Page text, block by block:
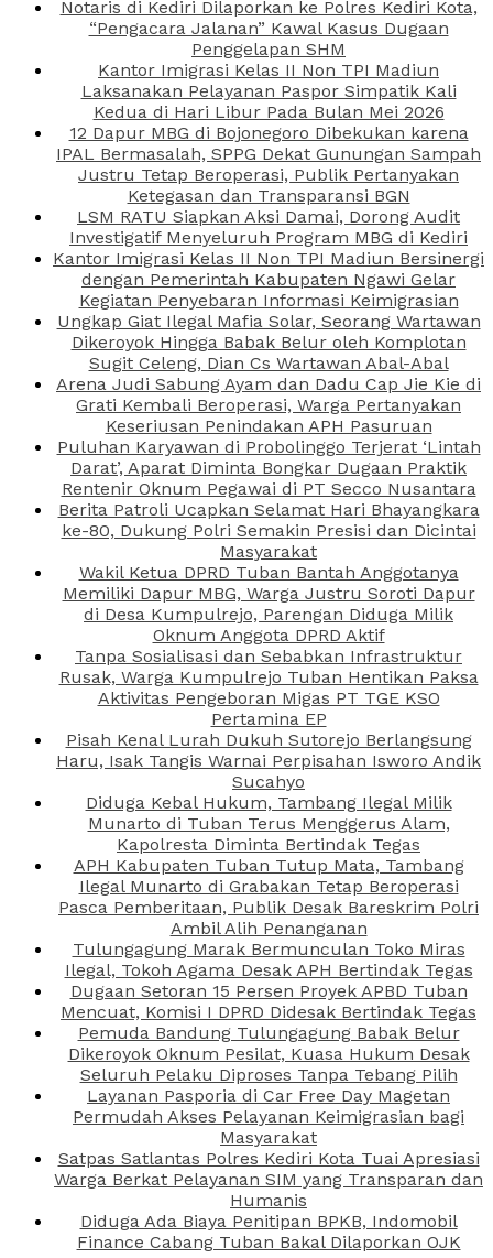
Notaris di Kediri Dilaporkan ke Polres Kediri Kota,
“Pengacara Jalanan” Kawal Kasus Dugaan
Penggelapan SHM
Kantor Imigrasi Kelas II Non TPI Madiun
Laksanakan Pelayanan Paspor Simpatik Kali
Kedua di Hari Libur Pada Bulan Mei 2026
12 Dapur MBG di Bojonegoro Dibekukan karena
IPAL Bermasalah, SPPG Dekat Gunungan Sampah
Justru Tetap Beroperasi, Publik Pertanyakan
Ketegasan dan Transparansi BGN
LSM RATU Siapkan Aksi Damai, Dorong Audit
Investigatif Menyeluruh Program MBG di Kediri
Kantor Imigrasi Kelas II Non TPI Madiun Bersinergi
dengan Pemerintah Kabupaten Ngawi Gelar
Kegiatan Penyebaran Informasi Keimigrasian
Ungkap Giat Ilegal Mafia Solar, Seorang Wartawan
Dikeroyok Hingga Babak Belur oleh Komplotan
Sugit Celeng, Dian Cs Wartawan Abal-Abal
Arena Judi Sabung Ayam dan Dadu Cap Jie Kie di
Grati Kembali Beroperasi, Warga Pertanyakan
Keseriusan Penindakan APH Pasuruan
Puluhan Karyawan di Probolinggo Terjerat ‘Lintah
Darat’, Aparat Diminta Bongkar Dugaan Praktik
Rentenir Oknum Pegawai di PT Secco Nusantara
Berita Patroli Ucapkan Selamat Hari Bhayangkara
ke-80, Dukung Polri Semakin Presisi dan Dicintai
Masyarakat
Wakil Ketua DPRD Tuban Bantah Anggotanya
Memiliki Dapur MBG, Warga Justru Soroti Dapur
di Desa Kumpulrejo, Parengan Diduga Milik
Oknum Anggota DPRD Aktif
Tanpa Sosialisasi dan Sebabkan Infrastruktur
Rusak, Warga Kumpulrejo Tuban Hentikan Paksa
Aktivitas Pengeboran Migas PT TGE KSO
Pertamina EP
Pisah Kenal Lurah Dukuh Sutorejo Berlangsung
Haru, Isak Tangis Warnai Perpisahan Isworo Andik
Sucahyo
Diduga Kebal Hukum, Tambang Ilegal Milik
Munarto di Tuban Terus Menggerus Alam,
Kapolresta Diminta Bertindak Tegas
APH Kabupaten Tuban Tutup Mata, Tambang
Ilegal Munarto di Grabakan Tetap Beroperasi
Pasca Pemberitaan, Publik Desak Bareskrim Polri
Ambil Alih Penanganan
Tulungagung Marak Bermunculan Toko Miras
Ilegal, Tokoh Agama Desak APH Bertindak Tegas
Dugaan Setoran 15 Persen Proyek APBD Tuban
Mencuat, Komisi I DPRD Didesak Bertindak Tegas
Pemuda Bandung Tulungagung Babak Belur
Dikeroyok Oknum Pesilat, Kuasa Hukum Desak
Seluruh Pelaku Diproses Tanpa Tebang Pilih
Layanan Pasporia di Car Free Day Magetan
Permudah Akses Pelayanan Keimigrasian bagi
Masyarakat
Satpas Satlantas Polres Kediri Kota Tuai Apresiasi
Warga Berkat Pelayanan SIM yang Transparan dan
Humanis
Diduga Ada Biaya Penitipan BPKB, Indomobil
Finance Cabang Tuban Bakal Dilaporkan OJK